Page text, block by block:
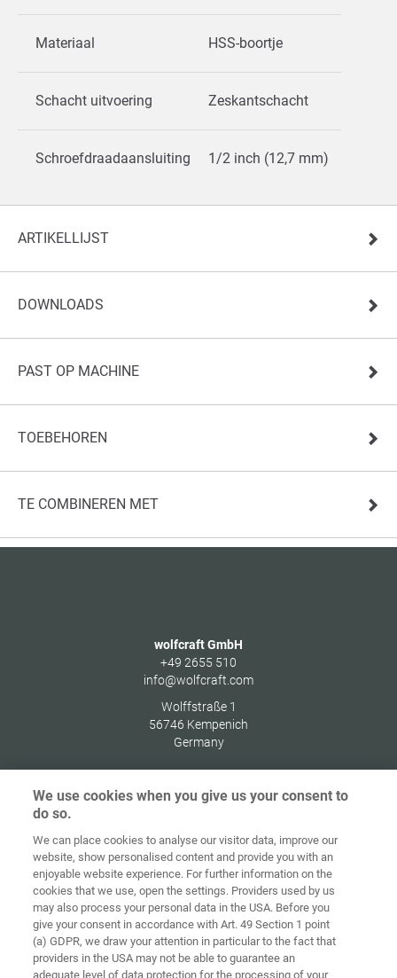
Materiaal HSS-boortje
Schacht uitvoering Zeskantschacht
Schroefdraadaansluiting 1/2 inch (12,7 mm)
ARTIKELLIJST
DOWNLOADS
PAST OP MACHINE
TOEBEHOREN
TE COMBINEREN MET
wolfcraft GmbH
+49 2655 510
info@wolfcraft.com
Wolffstraße 1
56746 Kempenich
Germany
Home Contact Colofon
Algemene
voorwaarden
Cookie
richtlijnen Login
Verklaring
inzake digitale
toegankelijkheid
We use cookies when you give us your consent to
do so.
We can place cookies to analyse our visitor data, improve our
website, show personalised content and provide you with an
enjoyable website experience. For further information on the
cookies that we use, open the settings. Providers used by us
may also process your personal data in the USA. Before you
give your consent in accordance with Art. 49 Section 1 point
(a) GDPR, we draw your attention in particular to the fact that
providers in the USA may not be able to guarantee an
adequate level of data protection for the processing of your